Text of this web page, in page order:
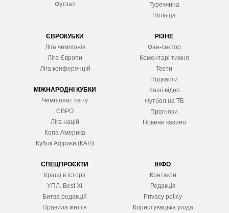
Футзал
Туреччина
Польща
ЄВРОКУБКИ
Ліга чемпіонів
Ліга Європи
Ліга конференцій
МІЖНАРОДНІ КУБКИ
Чемпіонат світу
ЄВРО
Ліга націй
Копа Америка
Кубок Африки (КАН)
РІЗНЕ
Фан-сектор
Коментарі тижня
Тести
Подкасти
Наші відео
Футбол на ТБ
Прогнози
Новини казино
СПЕЦПРОЄКТИ
Кращі в історії
УПЛ. Best XІ
Битва редакцій
Правила життя
ІНФО
Контакти
Редакція
Privacy policy
Користувацька угода